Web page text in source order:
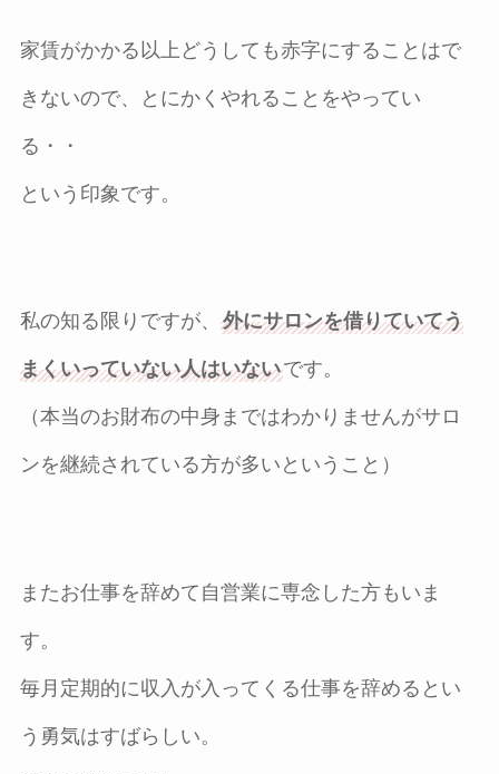
家賃がかかる以上どうしても赤字にすることはで
きないので、とにかくやれることをやってい
る・・
という印象です。
私の知る限りですが、 外にサロンを借りていてう
まくいっていない人はいないです。
（本当のお財布の中身まではわかりませんがサロ
ンを継続されている方が多いということ）
またお仕事を辞めて自営業に専念した方もいま
す。
毎月定期的に収入が入ってくる仕事を辞めるとい
う勇気はすばらしい。